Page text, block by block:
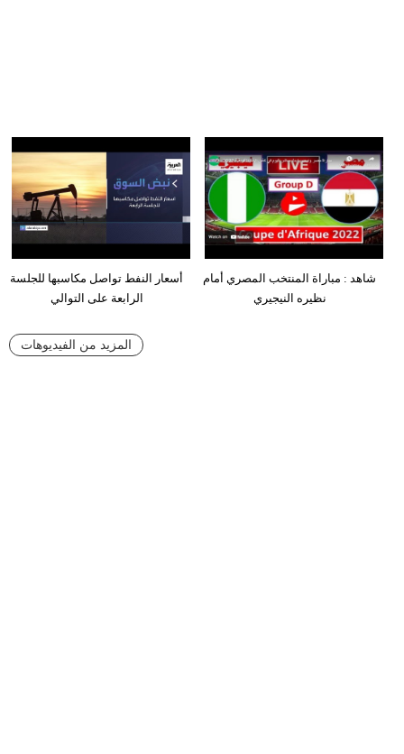
أسعار النفط تواصل مكاسبها للجلسة
الرابعة على التوالي
شاهد : مباراة المنتخب المصري أمام
نظيره النيجيري
المزيد من الفيديوهات